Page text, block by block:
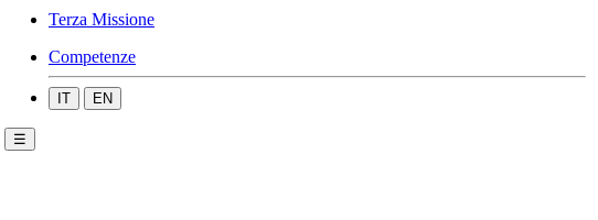
Terza Missione
Competenze
IT EN
☰